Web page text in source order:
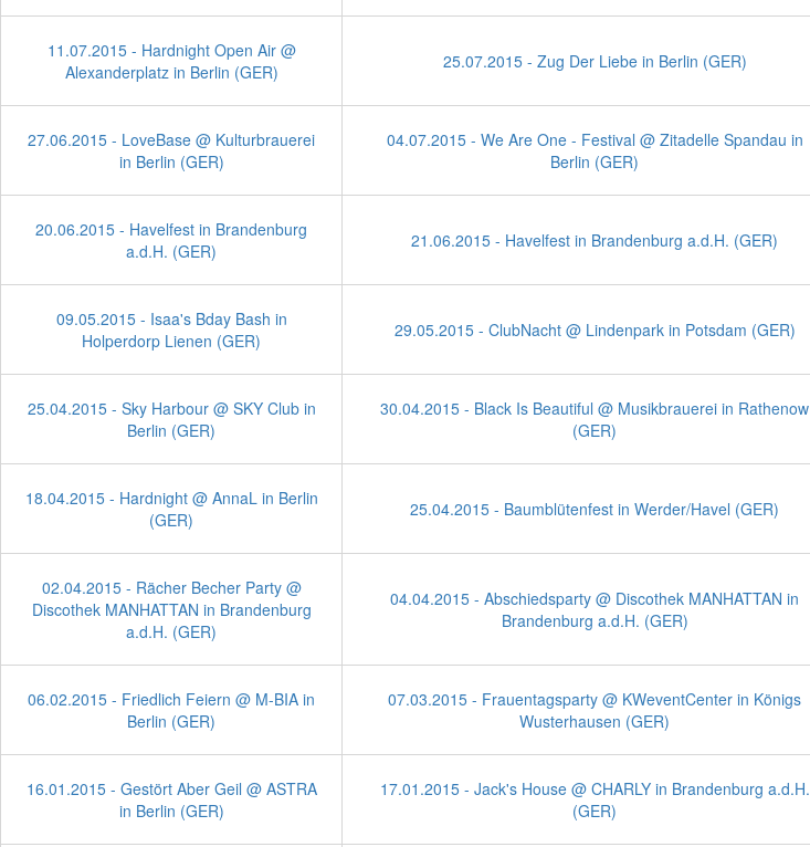
11.07.2015 - Hardnight Open Air @
Alexanderplatz in Berlin (GER)
25.07.2015 - Zug Der Liebe in Berlin (GER)
27.06.2015 - LoveBase @ Kulturbrauerei
in Berlin (GER)
04.07.2015 - We Are One - Festival @ Zitadelle Spandau in
Berlin (GER)
20.06.2015 - Havelfest in Brandenburg
a.d.H. (GER)
21.06.2015 - Havelfest in Brandenburg a.d.H. (GER)
09.05.2015 - Isaa's Bday Bash in
Holperdorp Lienen (GER)
29.05.2015 - ClubNacht @ Lindenpark in Potsdam (GER)
25.04.2015 - Sky Harbour @ SKY Club in
Berlin (GER)
30.04.2015 - Black Is Beautiful @ Musikbrauerei in Rathenow
(GER)
18.04.2015 - Hardnight @ AnnaL in Berlin
(GER)
25.04.2015 - Baumblütenfest in Werder/Havel (GER)
02.04.2015 - Rächer Becher Party @
Discothek MANHATTAN in Brandenburg
a.d.H. (GER)
04.04.2015 - Abschiedsparty @ Discothek MANHATTAN in
Brandenburg a.d.H. (GER)
06.02.2015 - Friedlich Feiern @ M-BIA in
Berlin (GER)
07.03.2015 - Frauentagsparty @ KWeventCenter in Königs
Wusterhausen (GER)
16.01.2015 - Gestört Aber Geil @ ASTRA
in Berlin (GER)
17.01.2015 - Jack's House @ CHARLY in Brandenburg a.d.H.
(GER)